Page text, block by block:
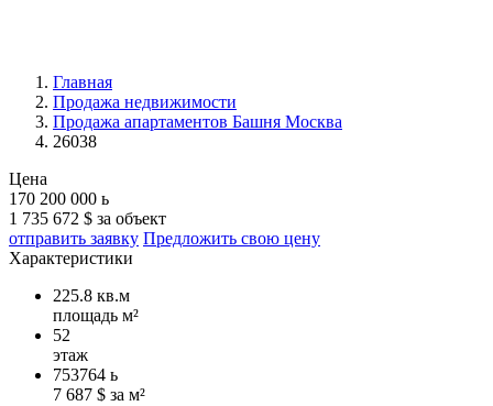
Главная
Продажа недвижимости
Продажа апартаментов Башня Москва
26038
Цена
170 200 000 ь
1 735 672 $ за объект
отправить заявку Предложить свою цену
Характеристики
225.8 кв.м
площадь м²
52
этаж
753764 ь
7 687 $ за м²